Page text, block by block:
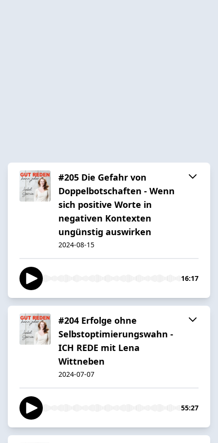
#205 Die Gefahr von
Doppelbotschaften - Wenn
sich positive Worte in
negativen Kontexten
ungünstig auswirken
2024-08-15
16:17
#204 Erfolge ohne
Selbstoptimierungswahn -
ICH REDE mit Lena
Wittneben
2024-07-07
55:27